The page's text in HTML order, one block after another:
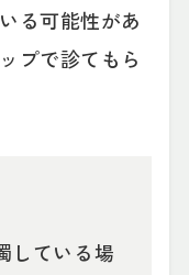
る可能性があ
プで診てもら
している場